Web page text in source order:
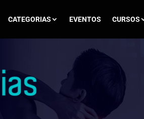
CATEGORIAS EVENTOS CURSOS